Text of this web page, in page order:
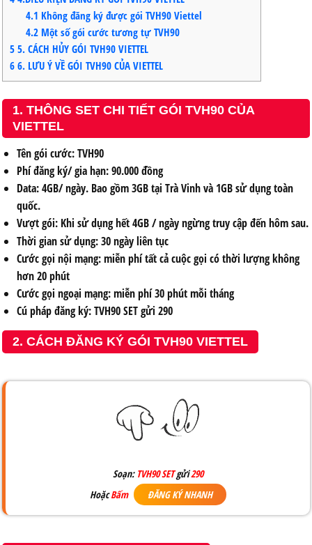
4.1 Không đăng ký được gói TVH90 Viettel
4.2Một số gói cước tương tự TVH90
5 5. CÁCH HỦY GÓI TVH90 VIETTEL
6 6. LƯU Ý VỀ GÓI TVH90 CỦA VIETTEL
1. THÔNG SET CHI TIẾT GÓI TVH90 CỦA
VIETTEL
Tên gói cước: TVH90
Phí đăng ký/ gia hạn: 90.000 đồng
Data: 4GB/ ngày. Bao gồm 3GB tại Trà Vinh và 1GB sử dụng toàn
quốc.
Vượt gói: Khi sử dụng hết 4GB / ngày ngừng truy cập đến hôm sau.
Thời gian sử dụng: 30 ngày liên tục
Cước gọi nội mạng: miễn phí tất cả cuộc gọi có thời lượng không
hơn 20 phút
Cước gọi ngoại mạng: miễn phí 30 phút mỗi tháng
Cú pháp đăng ký: TVH90 SET gửi 290
2. CÁCH ĐĂNG KÝ GÓI TVH90 VIETTEL
Soạn: TVH90 SETgửi290
Hoặc Bấm ĐĂNG KÝ NHANH